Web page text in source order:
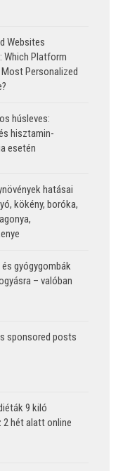
Websites
Which Platform
Personalized
húsleves:
hisztamin-
esetén
hatásai
kökény, boróka,
gyógygombák
– valóban
sponsored posts
9 kiló
hét alatt online